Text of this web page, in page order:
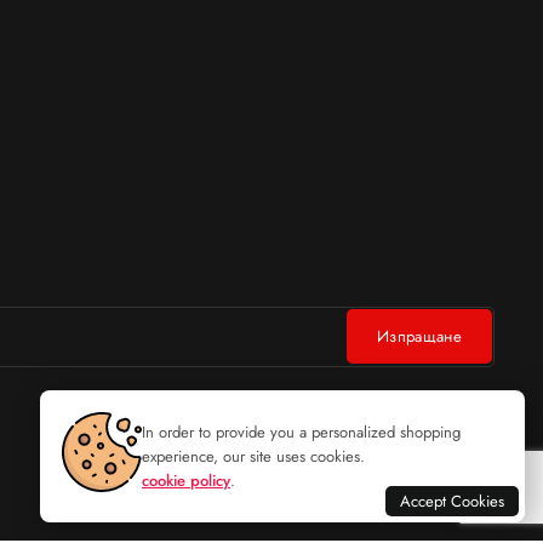
In order to provide you a personalized shopping
experience, our site uses cookies.
cookie policy.
Accept Cookies